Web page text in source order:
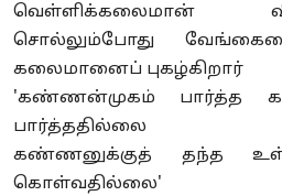
வெள்ளிக்கலைமான்
சொல்லும்போது
கலைமானைப் புகழ்கிறார்
'கண்ணன்முகம் பார்த்த
பார்த்ததில்லை
கண்ணனுக்குத் தந்த
கொள்வதில்லை'